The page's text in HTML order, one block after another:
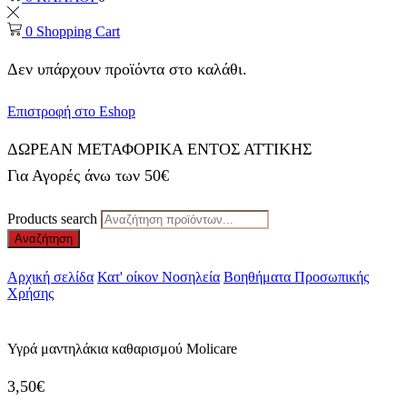
0 Shopping Cart
Δεν υπάρχουν προϊόντα στο καλάθι.
Επιστροφή στο Eshop
ΔΩΡΕΑΝ ΜΕΤΑΦΟΡΙΚΑ ΕΝΤΟΣ ΑΤΤΙΚΗΣ
Για Αγορές άνω των 50€
Products search
Αναζήτηση
Αρχική σελίδα Κατ' οίκον Νοσηλεία Βοηθήματα Προσωπικής
Χρήσης
Υγρά μαντηλάκια καθαρισμού Molicare
3,50€